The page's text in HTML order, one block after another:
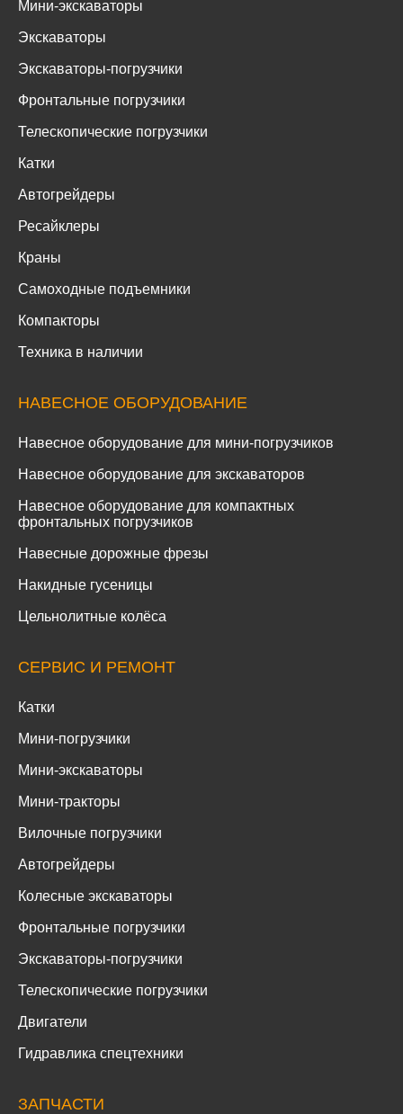
Мини-экскаваторы
Экскаваторы
Экскаваторы-погрузчики
Фронтальные погрузчики
Телескопические погрузчики
Катки
Автогрейдеры
Ресайклеры
Краны
Самоходные подъемники
Компакторы
Техника в наличии
НАВЕСНОЕ ОБОРУДОВАНИЕ
Навесное оборудование для мини-погрузчиков
Навесное оборудование для экскаваторов
Навесное оборудование для компактных
фронтальных погрузчиков
Навесные дорожные фрезы
Накидные гусеницы
Цельнолитные колёса
СЕРВИС И РЕМОНТ
Катки
Мини-погрузчики
Мини-экскаваторы
Мини-тракторы
Вилочные погрузчики
Автогрейдеры
Колесные экскаваторы
Фронтальные погрузчики
Экскаваторы-погрузчики
Телескопические погрузчики
Двигатели
Гидравлика спецтехники
ЗАПЧАСТИ